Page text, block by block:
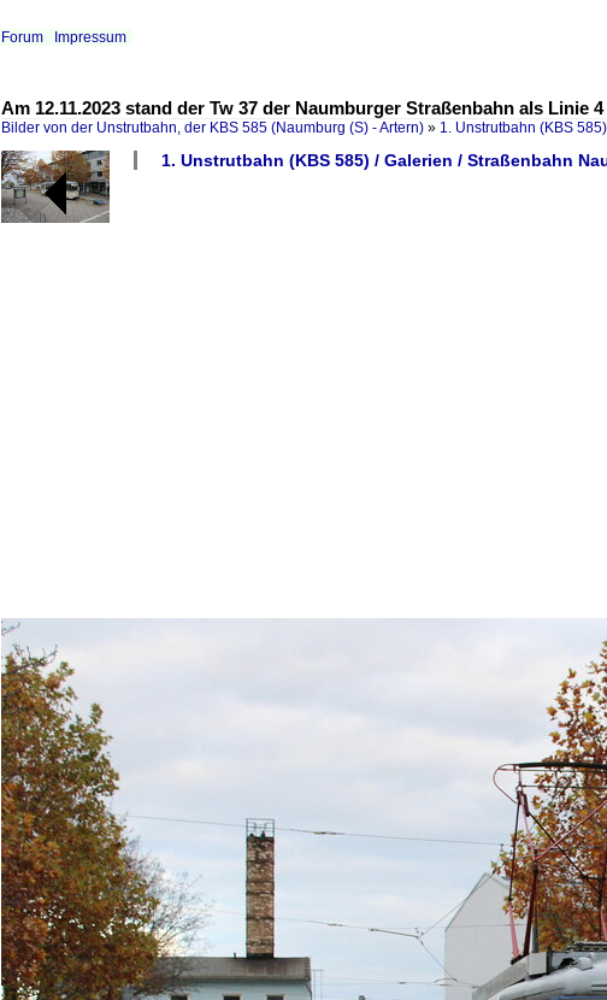
Forum Impressum
Am 12.11.2023 stand der Tw 37 der Naumburger Straßenbahn als Linie
Bilder von der Unstrutbahn, der KBS 585 (Naumburg (S) - Artern) » 1. Unstrutbahn (KBS 585)
1. Unstrutbahn (KBS 585) / Galerien / Straßenbahn